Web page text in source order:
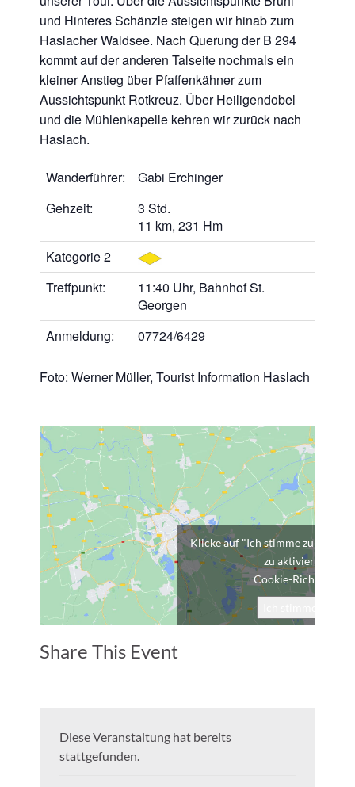
und Hinteres Schänzle steigen wir hinab zum
Haslacher Waldsee. Nach Querung der B 294
kommt auf der anderen Talseite nochmals ein
kleiner Anstieg über Pfaffenkähner zum
Aussichtspunkt Rotkreuz. Über Heiligendobel
und die Mühlenkapelle kehren wir zurück nach
Haslach.
Wanderführer:
Gabi Erchinger
Gehzeit:
3 Std.
11 km, 231 Hm
Kategorie 2
Treffpunkt:
11:40 Uhr, Bahnhof St.
Georgen
Anmeldung:
07724/6429
Foto: Werner Müller, Tourist Information Haslach
Klicke auf "Ich stimme zu", um
zu aktivieren
Cookie-Richtlinie
Share This Event
Diese Veranstaltung hat bereits
stattgefunden.